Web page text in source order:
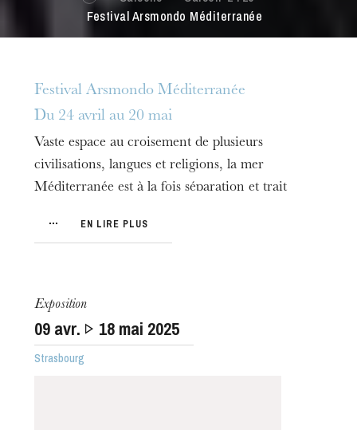
Visites de l’Opéra de
Strasbourg
Festival Arsmondo Méditerranée
Festival Arsmondo Méditerranée
Du 24 avril au 20 mai
Vaste espace au croisement de plusieurs
civilisations, langues et religions, la mer
Méditerranée est à la fois séparation et trait
connu des migrations de toutes sortes, des
mélanges fructueux, des acculturations
merveilleuses.
EN LIRE PLUS
Exposition
09 avr. 18 mai 2025
Strasbourg